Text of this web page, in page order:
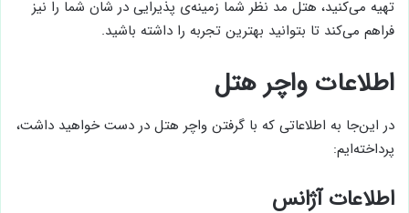
تهیه می‌کنید، هتل مد نظر شما زمینه‌ی پذیرایی در شان شما را نیز
فراهم می‌کند تا بتوانید بهترین تجربه را داشته باشید.
اطلاعات واچر هتل
در این‌جا به اطلاعاتی که با گرفتن واچر هتل در دست خواهید داشت،
پرداخته‌ایم: